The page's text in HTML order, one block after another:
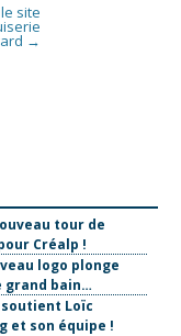
site
→
tour de
Créalp !
logo plonge
grand bain…
Loïc
et son équipe !